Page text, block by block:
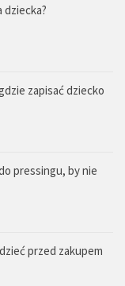
dziecka?
zapisać dziecko
pressingu, by nie
przed zakupem